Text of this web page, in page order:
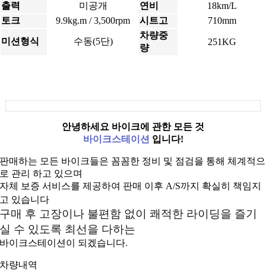
출력 미공개 연비
18km/L
토크
9.9kg.m / 3,500rpm 시트고 710mm
미션형식 수동(5단)
차량중
량
251KG
안녕하세요 바이크에 관한 모든 것
바이크스테이션 입니다!
판매하는 모든 바이크들은 꼼꼼한 정비 및 점검을 통해 체계적으
로 관리 하고 있으며
자체 보증 서비스를 제공하여 판매 이후 A/S까지 확실히 책임지
고 있습니다
구매 후 고장이나 불편함 없이 쾌적한 라이딩을 즐기
실 수 있도록 최선을 다하는
바이크스테이션이 되겠습니다.
차량내역